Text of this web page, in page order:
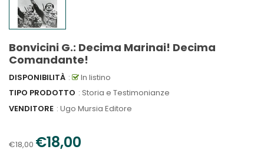
Bonvicini G.: Decima Marinai! Decima
Comandante!
DISPONIBILITÀ :
In listino
TIPO PRODOTTO : Storia e Testimonianze
VENDITORE : Ugo Mursia Editore
€18,00 €18,00